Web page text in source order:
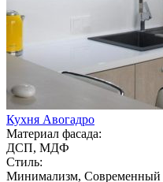
Кухня Авогадро
Материал фасада:
ДСП, МДФ
Стиль:
Минимализм, Современный